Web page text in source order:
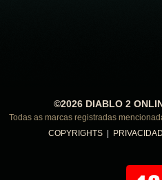
©2026 DIABLO 2
Todas as marcas registradas
COPYRIGHTS